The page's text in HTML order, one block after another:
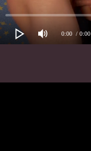
0:00 / 0:00